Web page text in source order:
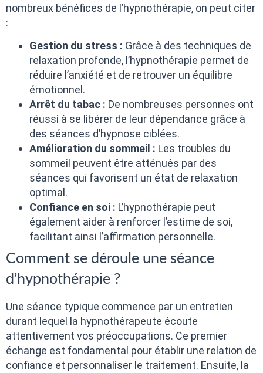
nombreux bénéfices de l’hypnothérapie, on peut citer
:
Gestion du stress : Grâce à des techniques de
relaxation profonde, l’hypnothérapie permet de
réduire l’anxiété et de retrouver un équilibre
émotionnel.
Arrêt du tabac : De nombreuses personnes ont
réussi à se libérer de leur dépendance grâce à
des séances d’hypnose ciblées.
Amélioration du sommeil : Les troubles du
sommeil peuvent être atténués par des
séances qui favorisent un état de relaxation
optimal.
Confiance en soi : L’hypnothérapie peut
également aider à renforcer l’estime de soi,
facilitant ainsi l’affirmation personnelle.
Comment se déroule une séance
d’hypnothérapie ?
Une séance typique commence par un entretien
durant lequel la hypnothérapeute écoute
attentivement vos préoccupations. Ce premier
échange est fondamental pour établir une relation de
confiance et personnaliser le traitement. Ensuite, la